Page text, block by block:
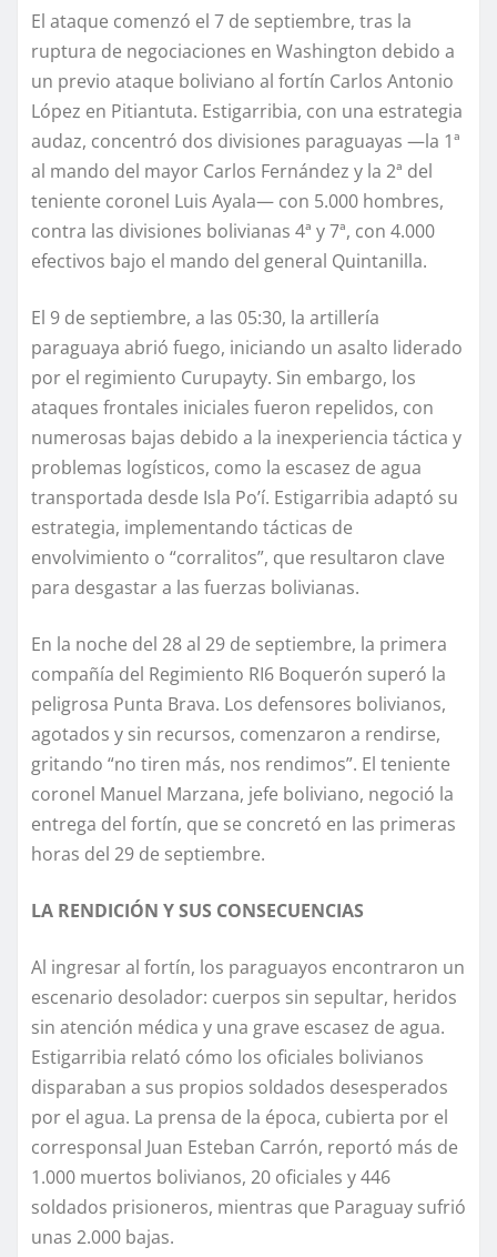
El ataque comenzó el 7 de septiembre, tras la
ruptura de negociaciones en Washington debido a
un previo ataque boliviano al fortín Carlos Antonio
López en Pitiantuta. Estigarribia, con una estrategia
audaz, concentró dos divisiones paraguayas —la 1ª
al mando del mayor Carlos Fernández y la 2ª del
teniente coronel Luis Ayala— con 5.000 hombres,
contra las divisiones bolivianas 4ª y 7ª, con 4.000
efectivos bajo el mando del general Quintanilla.
El 9 de septiembre, a las 05:30, la artillería
paraguaya abrió fuego, iniciando un asalto liderado
por el regimiento Curupayty. Sin embargo, los
ataques frontales iniciales fueron repelidos, con
numerosas bajas debido a la inexperiencia táctica y
problemas logísticos, como la escasez de agua
transportada desde Isla Po’í. Estigarribia adaptó su
estrategia, implementando tácticas de
envolvimiento o “corralitos”, que resultaron clave
para desgastar a las fuerzas bolivianas.
En la noche del 28 al 29 de septiembre, la primera
compañía del Regimiento RI6 Boquerón superó la
peligrosa Punta Brava. Los defensores bolivianos,
agotados y sin recursos, comenzaron a rendirse,
gritando “no tiren más, nos rendimos”. El teniente
coronel Manuel Marzana, jefe boliviano, negoció la
entrega del fortín, que se concretó en las primeras
horas del 29 de septiembre.
LA RENDICIÓN Y SUS CONSECUENCIAS
Al ingresar al fortín, los paraguayos encontraron un
escenario desolador: cuerpos sin sepultar, heridos
sin atención médica y una grave escasez de agua.
Estigarribia relató cómo los oficiales bolivianos
disparaban a sus propios soldados desesperados
por el agua. La prensa de la época, cubierta por el
corresponsal Juan Esteban Carrón, reportó más de
1.000 muertos bolivianos, 20 oficiales y 446
soldados prisioneros, mientras que Paraguay sufrió
unas 2.000 bajas.